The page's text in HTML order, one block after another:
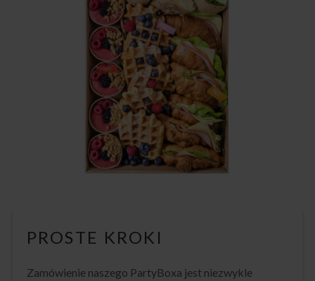
PROSTE KROKI
Zamówienie naszego PartyBoxa jest niezwykle